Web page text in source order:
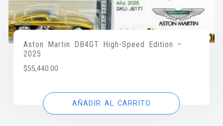
Aston Martin DB4GT High-Speed Edition –
2025
$55,440.00
AÑADIR AL CARRITO